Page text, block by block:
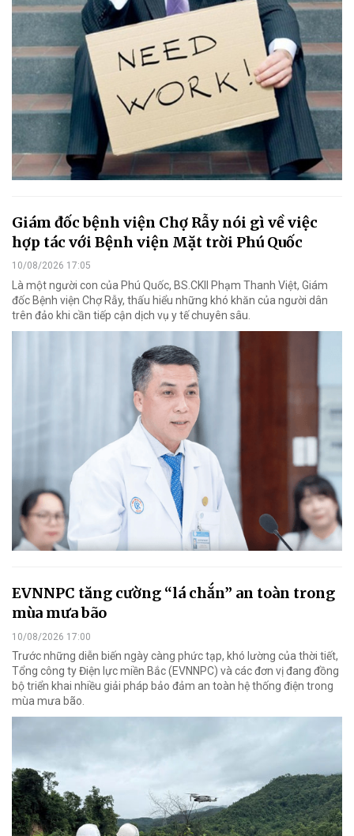
Giám đốc bệnh viện Chợ Rẫy nói gì về việc
hợp tác với Bệnh viện Mặt trời Phú Quốc
10/08/2026 17:05
Là một người con của Phú Quốc, BS.CKII Phạm Thanh Việt, Giám
đốc Bệnh viện Chợ Rẫy, thấu hiểu những khó khăn của người dân
trên đảo khi cần tiếp cận dịch vụ y tế chuyên sâu.
EVNNPC tăng cường “lá chắn” an toàn trong
mùa mưa bão
10/08/2026 17:00
Trước những diễn biến ngày càng phức tạp, khó lường của thời tiết,
Tổng công ty Điện lực miền Bắc (EVNNPC) và các đơn vị đang đồng
bộ triển khai nhiều giải pháp bảo đảm an toàn hệ thống điện trong
mùa mưa bão.